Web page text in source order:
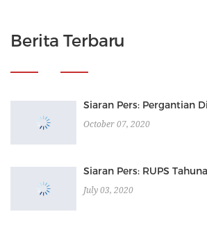
Berita Terbaru
Siaran Pers: Pergantian
October 07, 2020
Siaran Pers: RUPS
July 03, 2020